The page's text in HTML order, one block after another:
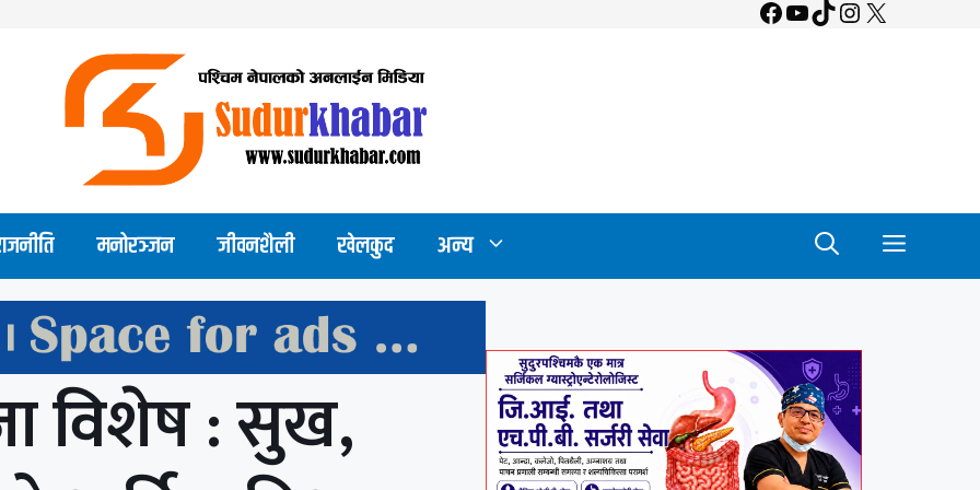
Facebook
YouTube
TikTok
Instagram
X
मनोरञ्जन जीवनशैली खेलकुद अन्य
विशेष : सुख,